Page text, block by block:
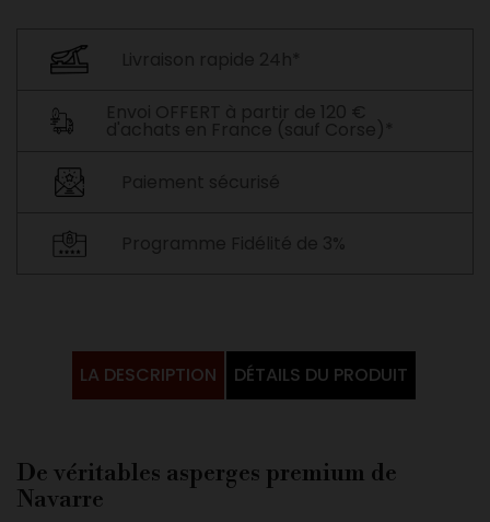
LA DESCRIPTION DÉTAILS DU PRODUIT
De véritables asperges premium de
Navarre